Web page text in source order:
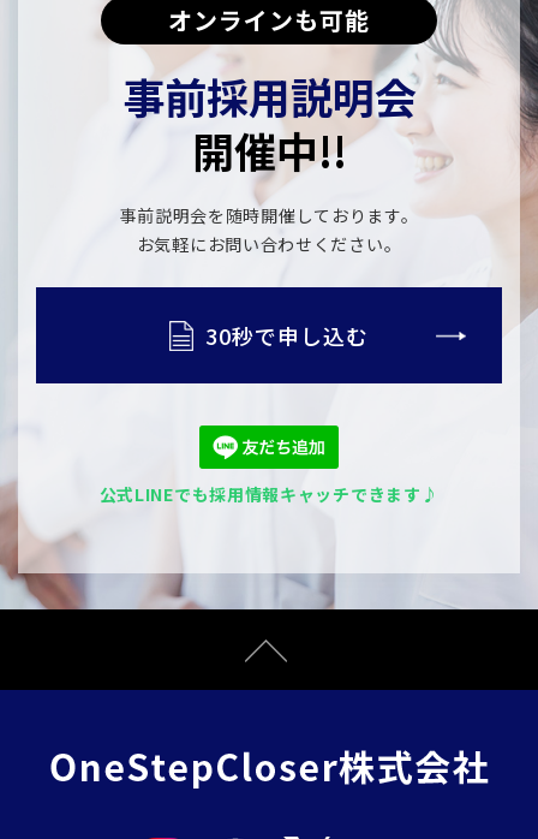
オンラインも可能
事前採用説明会
開催中!!
事前説明会を随時開催しております。
​​​​​​​お気軽にお問い合わせください。
30秒で申し込む
公式LINEでも採用情報キャッチできます♪